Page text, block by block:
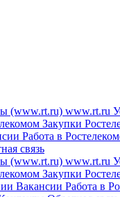
(www.rt.ru) www.rt.ru
Закупки
Работа в
связь
(www.rt.ru) www.rt.ru
Закупки
Вакансии Работа в